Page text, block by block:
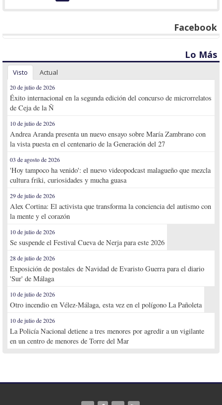
Facebook
Lo Más
Visto Actual
20 de julio de 2026
Éxito internacional en la segunda edición del concurso de microrrelatos
de Ceja de la Ñ
10 de julio de 2026
Andrea Aranda presenta un nuevo ensayo sobre María Zambrano con
la vista puesta en el centenario de la Generación del 27
03 de agosto de 2026
'Hoy tampoco ha venido': el nuevo videopodcast malagueño que mezcla
cultura friki, curiosidades y mucha guasa
29 de julio de 2026
Alex Cortina: El activista que transforma la conciencia del autismo con
la mente y el corazón
10 de julio de 2026
Se suspende el Festival Cueva de Nerja para este 2026
28 de julio de 2026
Exposición de postales de Navidad de Evaristo Guerra para el diario
'Sur' de Málaga
10 de julio de 2026
Otro incendio en Vélez-Málaga, esta vez en el polígono La Pañoleta
10 de julio de 2026
La Policía Nacional detiene a tres menores por agredir a un vigilante
en un centro de menores de Torre del Mar